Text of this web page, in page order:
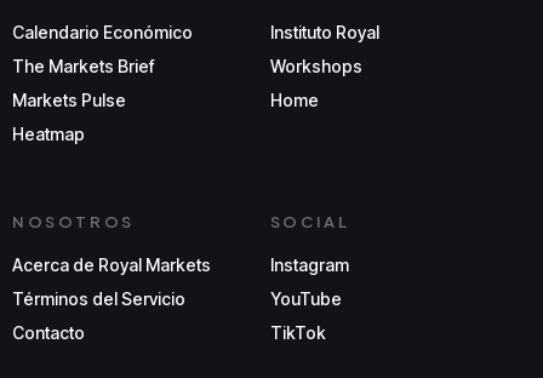
Calendario Económico
The Markets Brief
Markets Pulse
Heatmap
Instituto Royal
Workshops
Home
NOSOTROS
Acerca de Royal Markets
Términos del Servicio
Contacto
SOCIAL
Instagram
YouTube
TikTok